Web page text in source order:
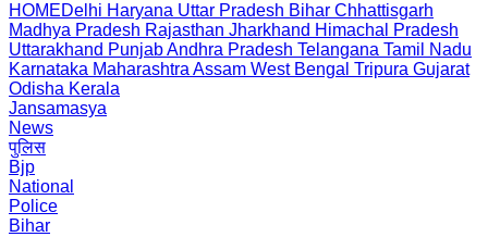
HOMEDelhi Haryana Uttar Pradesh Bihar Chhattisgarh
Madhya Pradesh Rajasthan Jharkhand Himachal Pradesh
Uttarakhand PunjabAndhra Pradesh Telangana Tamil Nadu
Karnataka Maharashtra Assam West Bengal Tripura Gujarat
Odisha Kerala
Jansamasya
News
पुलिस
Bjp
National
Police
Bihar